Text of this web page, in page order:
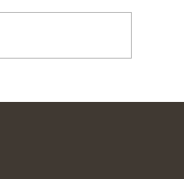
แบบ เคาน์เตอร์บาร์ในร้าน